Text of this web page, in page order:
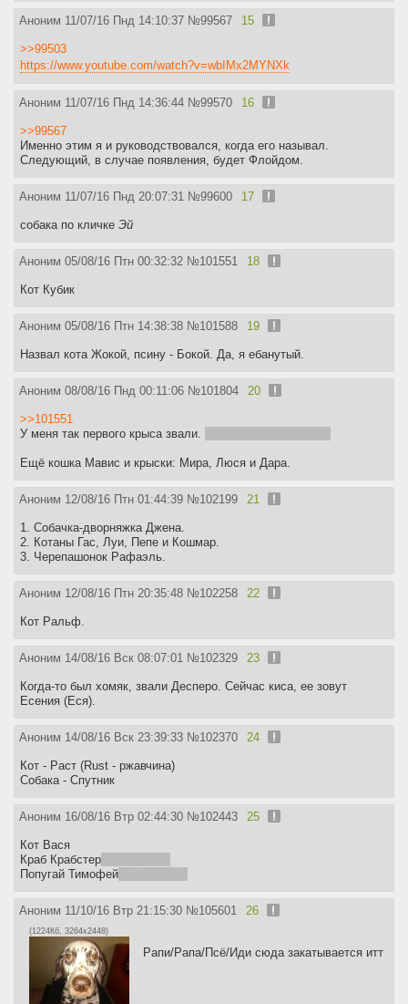
Аноним 11/07/16 Пнд 14:10:37 №99567 15
>>99503
https://www.youtube.com/watch?v=wbIMx2MYNXk
Аноним 11/07/16 Пнд 14:36:44 №99570 16
>>99567
Именно этим я и руководствовался, когда его называл.
Следующий, в случае появления, будет Флойдом.
Аноним 11/07/16 Пнд 20:07:31 №99600 17
собака по кличке Эй
Аноним 05/08/16 Птн 00:32:32 №101551 18
Кот Кубик
Аноним 05/08/16 Птн 14:38:38 №101588 19
Назвал кота Жокой, псину - Бокой. Да, я ебанутый.
Аноним 08/08/16 Пнд 00:11:06 №101804 20
>>101551
У меня так первого крыса звали.
Ещё кошка Мавис и крыски: Мира, Люся и Дара.
Аноним 12/08/16 Птн 01:44:39 №102199 21
1. Собачка-дворняжка Джена.
2. Котаны Гас, Луи, Пепе и Кошмар.
3. Черепашонок Рафаэль.
Аноним 12/08/16 Птн 20:35:48 №102258 22
Кот Ральф.
Аноним 14/08/16 Вск 08:07:01 №102329 23
Когда-то был хомяк, звали Десперо. Сейчас киса, ее зовут
Есения (Еся).
Аноним 14/08/16 Вск 23:39:33 №102370 24
Кот - Раст (Rust - ржавчина)
Собака - Спутник
Аноним 16/08/16 Втр 02:44:30 №102443 25
Кот Вася
Краб Крабстер
Попугай Тимофей
Аноним 11/10/16 Втр 21:15:30 №105601 26
(1224Кб, 3264x2448)
Рапи/Рапа/Псё/Иди сюда закатывается итт